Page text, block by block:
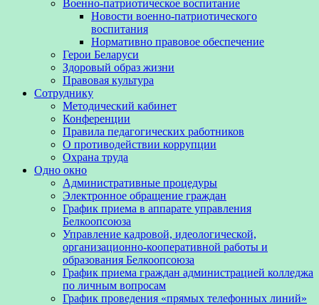
Военно-патриотическое воспитание
Новости военно-патриотического
воспитания
Нормативно правовое обеспечение
Герои Беларуси
Здоровый образ жизни
Правовая культура
Сотруднику
Методический кабинет
Конференции
Правила педагогических работников
О противодействии коррупции
Охрана труда
Одно окно
Административные процедуры
Электронное обращение граждан
График приема в аппарате управления
Белкоопсоюза
Управление кадровой, идеологической,
организационно-кооперативной работы и
образования Белкоопсоюза
График приема граждан администрацией колледжа
по личным вопросам
График проведения «прямых телефонных линий»